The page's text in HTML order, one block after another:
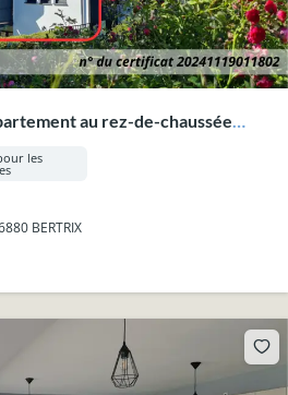
au rez-de-chaussée
les
BERTRIX